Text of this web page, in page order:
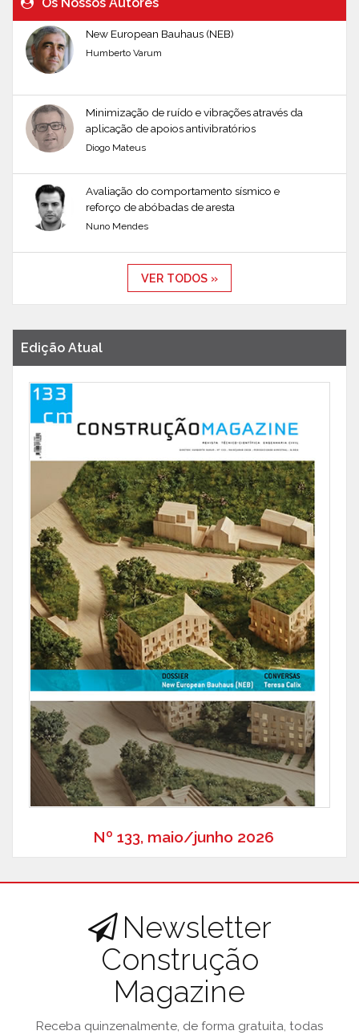
New European Bauhaus (NEB)
Humberto Varum
Minimização de ruído e vibrações através da
aplicação de apoios antivibratórios
Diogo Mateus
Avaliação do comportamento sísmico e
reforço de abóbadas de aresta
Nuno Mendes
VER TODOS »
Edição Atual
Nº 133, maio/junho 2026
Newsletter
Construção
Magazine
Receba quinzenalmente, de forma gratuita, todas